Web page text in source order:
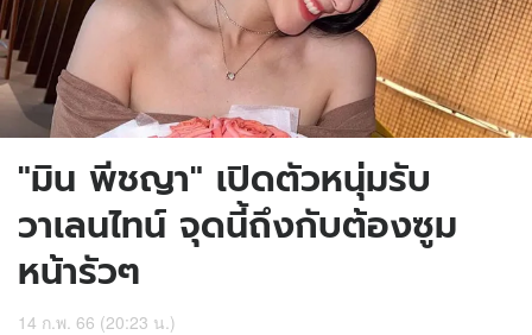
"มิน พีชญา" เปิดตัวหนุ่มรับ
วาเลนไทน์ จุดนี้ถึงกับต้องซูม
หน้ารัวๆ
14 ก.พ. 66 (20:23 น.)